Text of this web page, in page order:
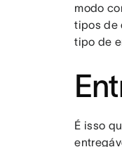
modo
tipos de
tipo de
É isso